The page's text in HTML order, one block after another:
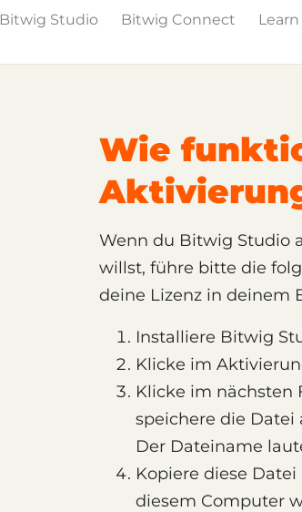
Bitwig Studio Bitwig Connect Learn
Wie
Wenn du Bitwig Studio
willst, führe bitte die
deine Lizenz in deinem
Installiere Bitwig
Klicke im
Klicke im nächsten
speichere die Datei
Der Dateiname
Kopiere diese
diesem Computer